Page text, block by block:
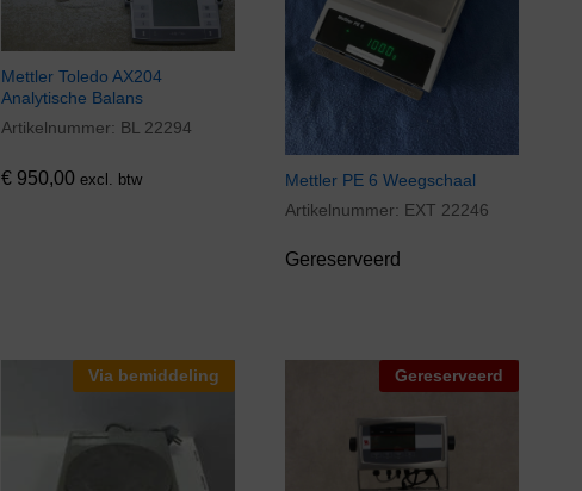
Mettler Toledo AX204
Analytische Balans
Artikelnummer: BL 22294
€950,00 excl. btw
€950,00
Mettler PE 6 Weegschaal
Artikelnummer: EXT 22246
Gereserveerd
Via bemiddeling Gereserveerd